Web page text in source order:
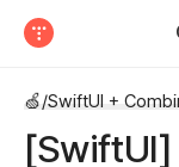
🍏/SwiftUI +